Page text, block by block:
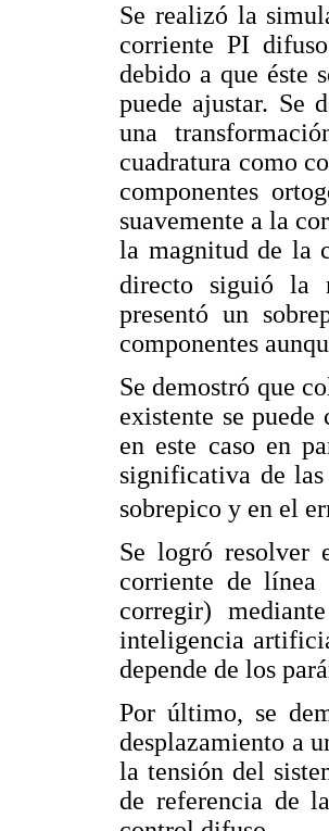
Se realizó la
corriente PI
debido a que éste
puede ajustar. Se
una
cuadratura como
componentes
suavemente a la
la magnitud de la
directo siguió la
presentó un
componentes
Se demostró que
existente se
en este caso en
significativa de
sobrepico y en el
Se logró resolver
corriente de
corregir)
inteligencia
depende de los
Por último, se
desplazamiento a
la tensión del
de referencia de